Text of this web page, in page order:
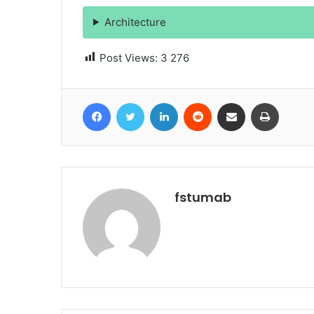
Architecture
Post Views: 3 276
FacebookTwitter Linkedin Reddit Partager par email
fstumab